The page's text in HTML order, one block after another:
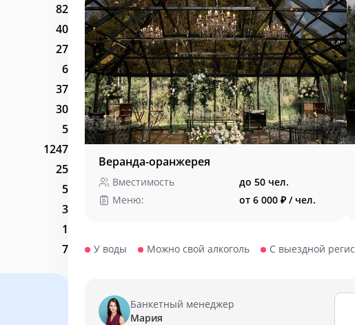
82
40
27
6
37
30
5
1247
25
5
3
1
7
Веранда-оранжерея
Вместимость
до 50 чел.
Меню:
от 6 000 ₽ / чел.
У воды Можно свой алкоголь С выездной
Банкетный менеджер
Мария